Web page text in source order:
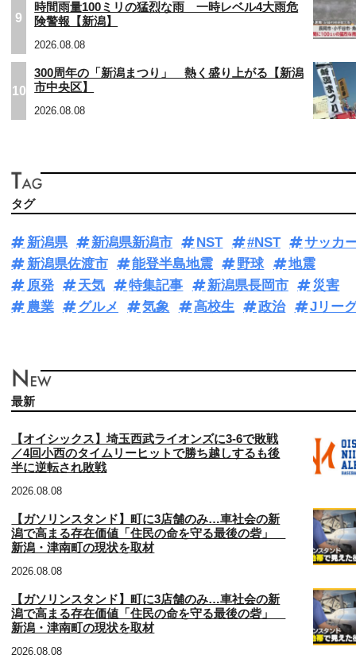
9
時間雨量100ミリの猛烈な雨 一時レベル4大雨危
険警報【新潟】
2026.08.08
10
300周年の「新潟まつり」 熱く盛り上がる【新潟
市中央区】
2026.08.08
タグ
新潟県 新潟県新潟市 NST #NST
サッカ
新潟県佐渡市
能登半島地震 野球
地震
原発
天気 特集記事 新潟県長岡市
災害
農業
グルメ 気象 高校生 政治 Jリー
最新
【オイシックス】埼玉西武ライオンズに3‐6で敗戦
／4回小西のタイムリーヒットで勝ち越しするも後
半に逆転され敗戦
2026.08.08
【ガソリンスタンド】町に3店舗のみ…車社会の新
潟で高まる存在価値「住民の命を守る最後の砦」
新潟・津南町の現状を取材
2026.08.08
【ガソリンスタンド】町に3店舗のみ…車社会の新
潟で高まる存在価値「住民の命を守る最後の砦」
新潟・津南町の現状を取材
2026.08.08